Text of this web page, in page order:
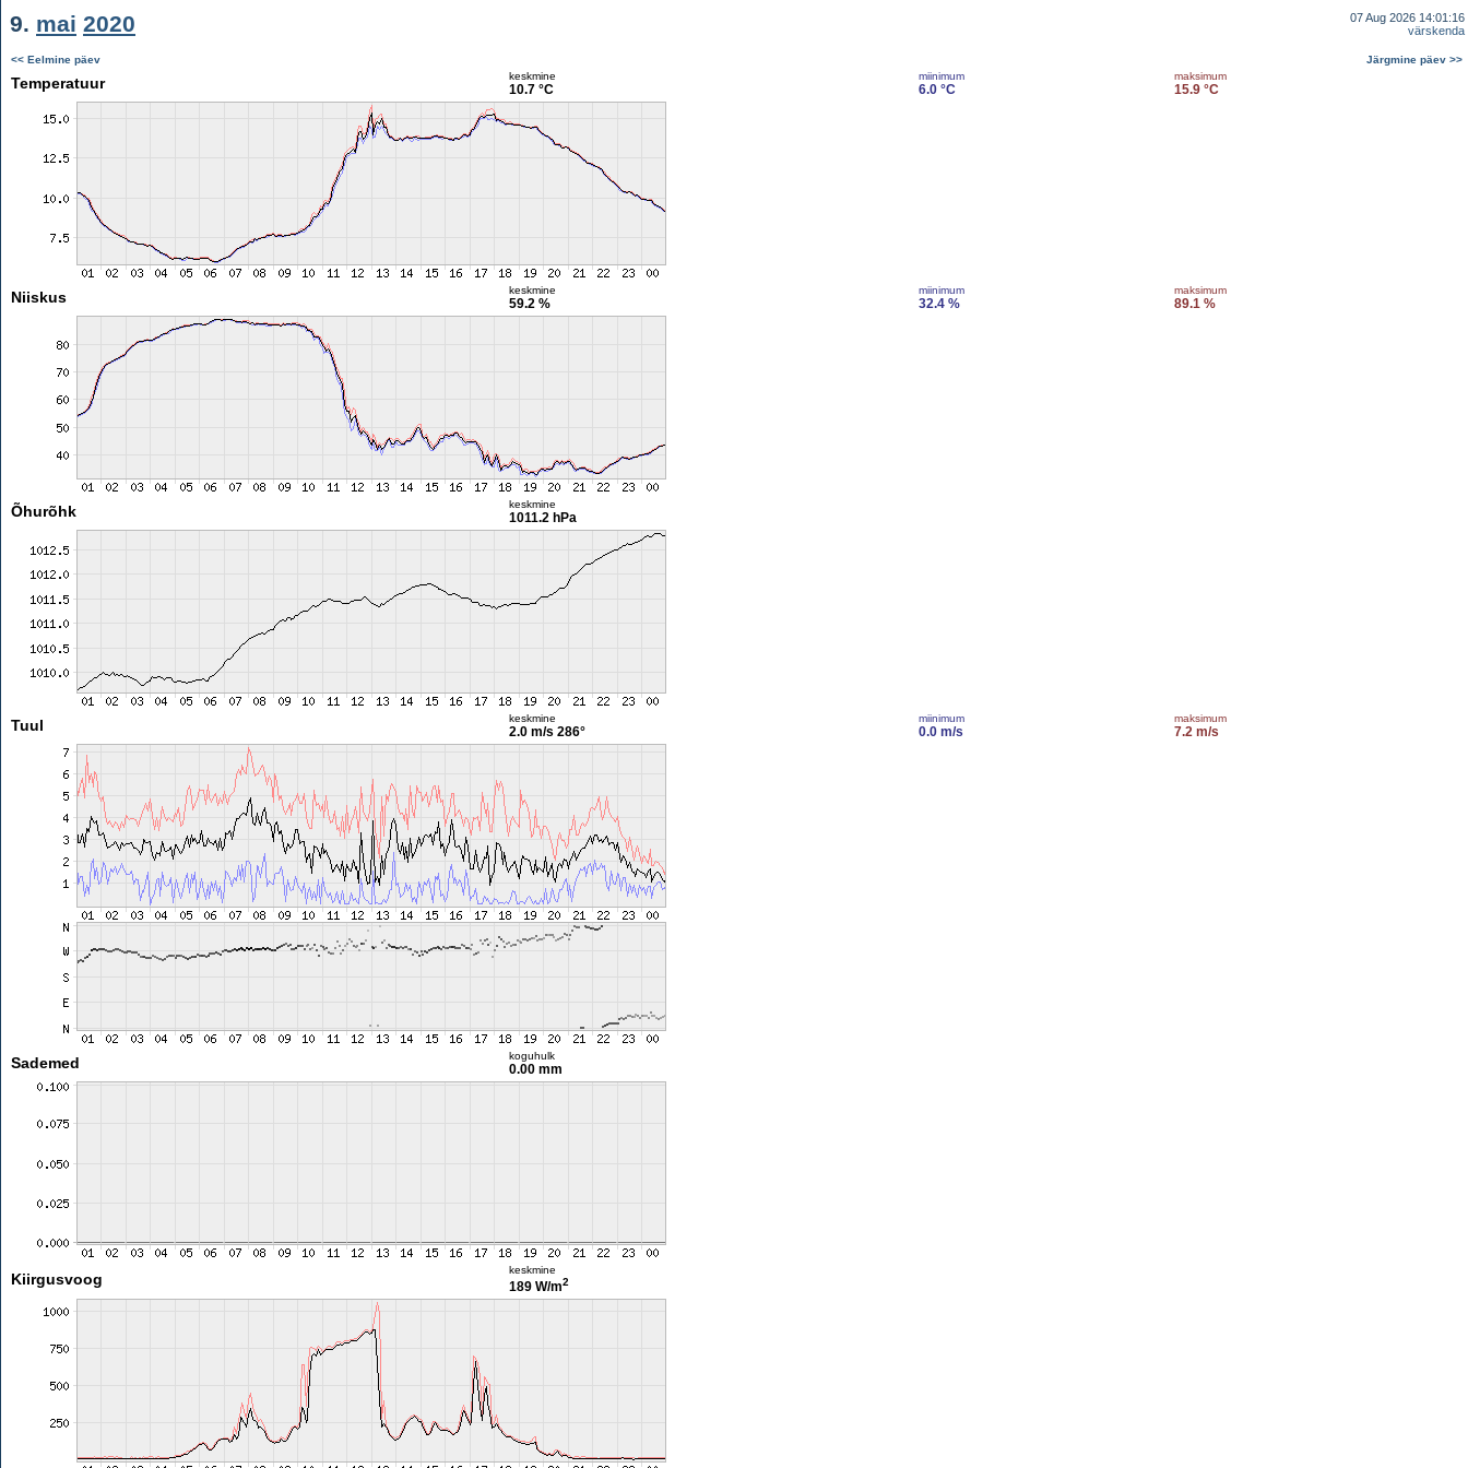
9. mai 2020
07 Aug 2026 14:01:16
värskenda
<< Eelmine päev Järgmine päev >>
Temperatuur keskmine
10.7 °C
miinimum
6.0 °C
maksimum
15.9 °C
Niiskus keskmine
59.2 %
miinimum
32.4 %
maksimum
89.1 %
Õhurõhk keskmine
1011.2 hPa
Tuul keskmine
2.0 m/s 286°
miinimum
0.0 m/s
maksimum
7.2 m/s
Sademed koguhulk
0.00 mm
Kiirgusvoog
keskmine
189 W/m2